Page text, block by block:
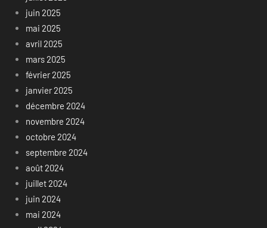
juin 2025
mai 2025
avril 2025
mars 2025
février 2025
janvier 2025
décembre 2024
novembre 2024
octobre 2024
septembre 2024
août 2024
juillet 2024
juin 2024
mai 2024